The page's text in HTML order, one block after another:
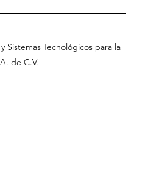
y Sistemas Tecnológicos para la
. de C.V.